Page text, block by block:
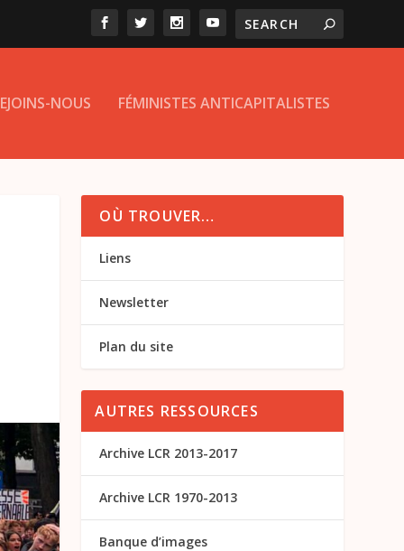
NOUS FÉMINISTES ANTICAPITALISTES
OÙ TROUVER…
Liens
Newsletter
Plan du site
AUTRES RESSOURCES
Archive LCR 2013-2017
Archive LCR 1970-2013
Banque d’images